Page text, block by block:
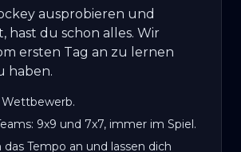
ausprobieren und
hast du schon alles. Wir
ersten Tag an zu lernen
haben.
Wettbewerb.
9x9 und 7x7, immer im Spiel.
das Tempo an und lassen dich